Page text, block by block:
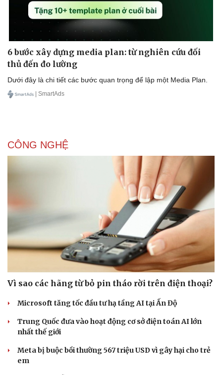
Doanh nghiệp
Doanh nghiệp 24h
Doanh nhân
Vì cộng đồng
Công nghệ
Sành điệu
Tin Công nghệ
Trải nghiệm
Chuyển đổi số
6 bước xây dựng media plan: từ nghiên cứu đối
thủ đến đo lường
Dưới đây là chi tiết các bước quan trọng để lập một Media Plan.
| SmartAds
CÔNG NGHỆ
Vì sao các hãng từ bỏ pin tháo rời trên điện thoại?
Microsoft tăng tốc đầu tư hạ tầng AI tại Ấn Độ
Trung Quốc đưa vào hoạt động cơ sở điện toán AI lớn
nhất thế giới
Meta bị buộc bồi thường 567 triệu USD vì gây hại cho trẻ
em